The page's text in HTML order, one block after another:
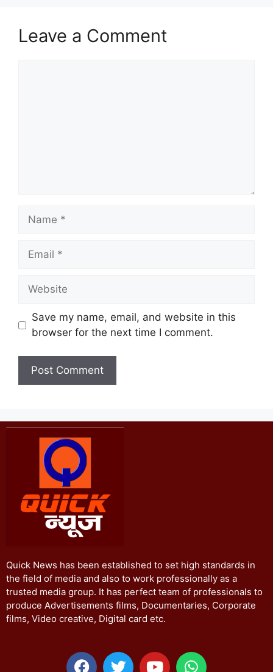
Leave a Comment
Save my name, email, and website in this
browser for the next time I comment.
Quick News has been established to set high standards in
the field of media and also to work professionally as a
trusted media group. It has perfect team of professionals to
produce Advertisements films, Documentaries, Corporate
films, Video creative, Digital card etc.